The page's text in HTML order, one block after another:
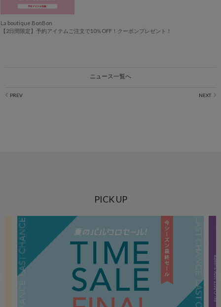
La boutique BonBon
【2日間限定】予約アイテムご注文で10％OFF！クーポンプレゼント！
ニュース一覧へ
PICK UP